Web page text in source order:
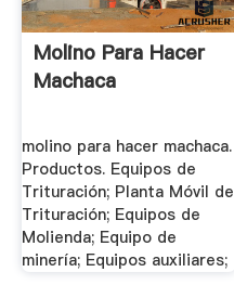
Molino Para Hacer
Machaca
molino para hacer machaca.
Productos. Equipos de
Trituración; Planta Móvil de
Trituración; Equipos de
Molienda; Equipo de
minería; Equipos auxiliares;